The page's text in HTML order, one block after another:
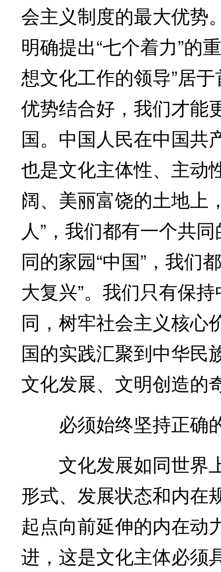
会主义制度的最大优势
明确提出“七个着力”的
想文化工作的领导”居
优势结合好，我们才能
国。中国人民在中国共
也是文化主体性、主动
阔、美丽富饶的土地上
人”，我们都有一个共
同的家园“中国”，我们
大复兴”。我们只有保
同，树牢社会主义核心
国的实践汇聚到中华民
文化发展、文明创造的
必须始终坚持正确
文化发展如同世界
形式、发展状态和内在
起点向前延伸的内在动
进，这是文化主体必须